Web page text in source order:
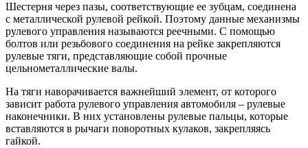
Шестерня через пазы, соответствующие ее зубцам, соединена
с металлической рулевой рейкой. Поэтому данные механизмы
рулевого управления называются реечными. С помощью
болтов или резьбового соединения на рейке закрепляются
рулевые тяги, представляющие собой прочные
цельнометаллические валы.
На тяги наворачивается важнейший элемент, от которого
зависит работа рулевого управления автомобиля – рулевые
наконечники. В них установлены рулевые пальцы, которые
вставляются в рычаги поворотных кулаков, закрепляясь
гайкой.